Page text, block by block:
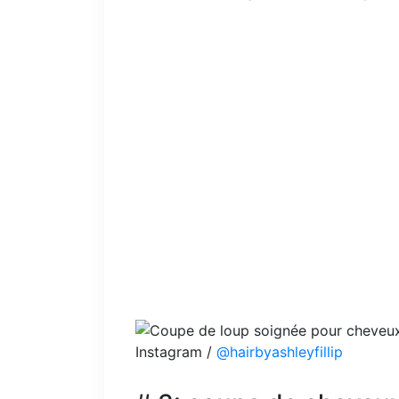
Instagram / @hairbyashleyfillip